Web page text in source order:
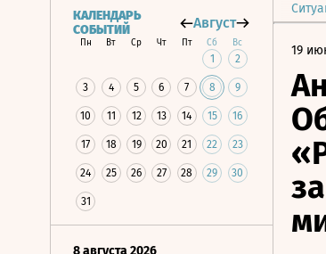
КАЛЕНДАРЬ
СОБЫТИЙ
Август
Пн Вт Ср Чт Пт Сб Вс
1 2
3 4 5 6 7 8 9
10 11 12 13 14 15 16
17 18 19 20 21 22 23
24 25 26 27 28 29 30
31
8 августа 2026
19